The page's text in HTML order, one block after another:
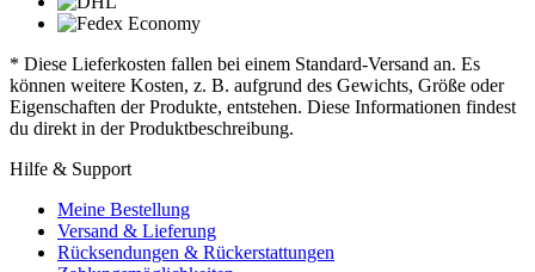
* Diese Lieferkosten fallen bei einem Standard-Versand an. Es
können weitere Kosten, z. B. aufgrund des Gewichts, Größe oder
Eigenschaften der Produkte, entstehen. Diese Informationen findest
du direkt in der Produktbeschreibung.
Hilfe & Support
Meine Bestellung
Versand & Lieferung
Rücksendungen & Rückerstattungen